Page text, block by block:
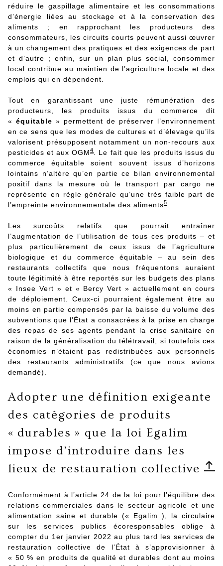
réduire le gaspillage alimentaire et les consommations
d’énergie liées au stockage et à la conservation des
aliments ; en rapprochant les producteurs des
consommateurs, les circuits courts peuvent aussi œuvrer
à un changement des pratiques et des exigences de part
et d’autre ; enfin, sur un plan plus social, consommer
local contribue au maintien de l’agriculture locale et des
emplois qui en dépendent.
Tout en garantissant une juste rémunération des
producteurs, les produits issus du commerce dit
« équitable » permettent de préserver l’environnement
en ce sens que les modes de cultures et d’élevage qu’ils
valorisent présupposent notamment un non-recours aux
pesticides et aux OGM4. Le fait que les produits issus du
commerce équitable soient souvent issus d’horizons
lointains n’altère qu’en partie ce bilan environnemental
positif dans la mesure où le transport par cargo ne
représente en règle générale qu’une très faible part de
l’empreinte environnementale des aliments5
Les surcoûts relatifs que pourrait entraîner
l’augmentation de l’utilisation de tous ces produits – et
plus particulièrement de ceux issus de l’agriculture
biologique et du commerce équitable – au sein des
restaurants collectifs que nous fréquentons auraient
toute légitimité à être reportés sur les budgets des plans
« Insee Vert » et « Bercy Vert » actuellement en cours
de déploiement. Ceux-ci pourraient également être au
moins en partie compensés par la baisse du volume des
subventions que l’État a consacrées à la prise en charge
des repas de ses agents pendant la crise sanitaire en
raison de la généralisation du télétravail, si toutefois ces
économies n’étaient pas redistribuées aux personnels
des restaurants administratifs (ce que nous avions
demandé).
Adopter une définition exigeante
des catégories de produits
« durables » que la loi Egalim
impose d’introduire dans les
lieux de restauration collective
Conformément à l’article 24 de la loi pour l’équilibre des
relations commerciales dans le secteur agricole et une
alimentation saine et durable (« Egalim ), la circulaire
sur les services publics écoresponsables oblige à
compter du 1er janvier 2022 au plus tard les services de
restauration collective de l’État à s’approvisionner à
« 50 % en produits de qualité et durables dont au moins